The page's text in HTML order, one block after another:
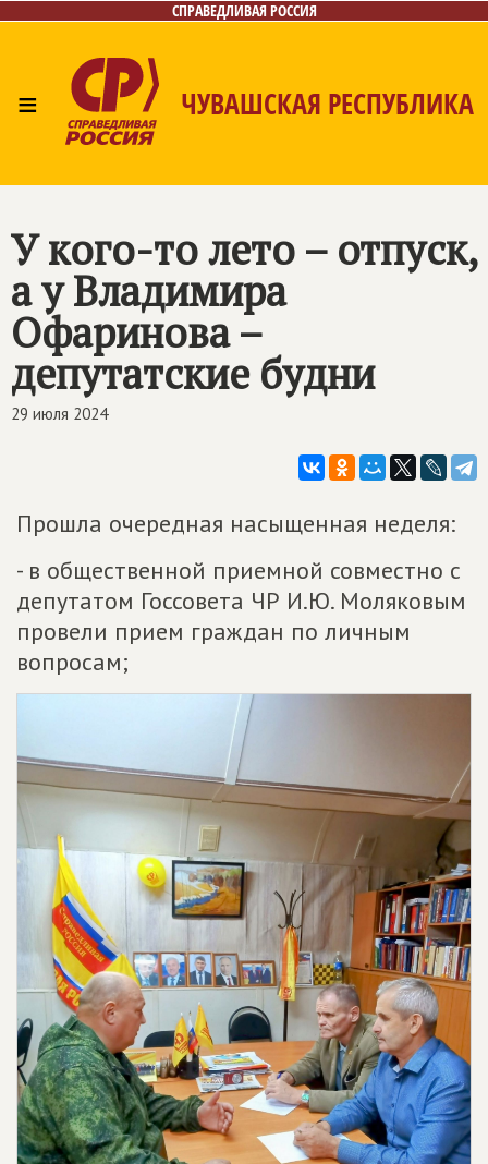
СПРАВЕДЛИВАЯ РОССИЯ
≡ ЧУВАШСКАЯ РЕСПУБЛИКА
У кого-то лето – отпуск,
а у Владимира
Офаринова –
депутатские будни
29 июля 2024
Прошла очередная насыщенная неделя:
- в общественной приемной совместно с
депутатом Госсовета ЧР И.Ю. Моляковым
провели прием граждан по личным
вопросам;